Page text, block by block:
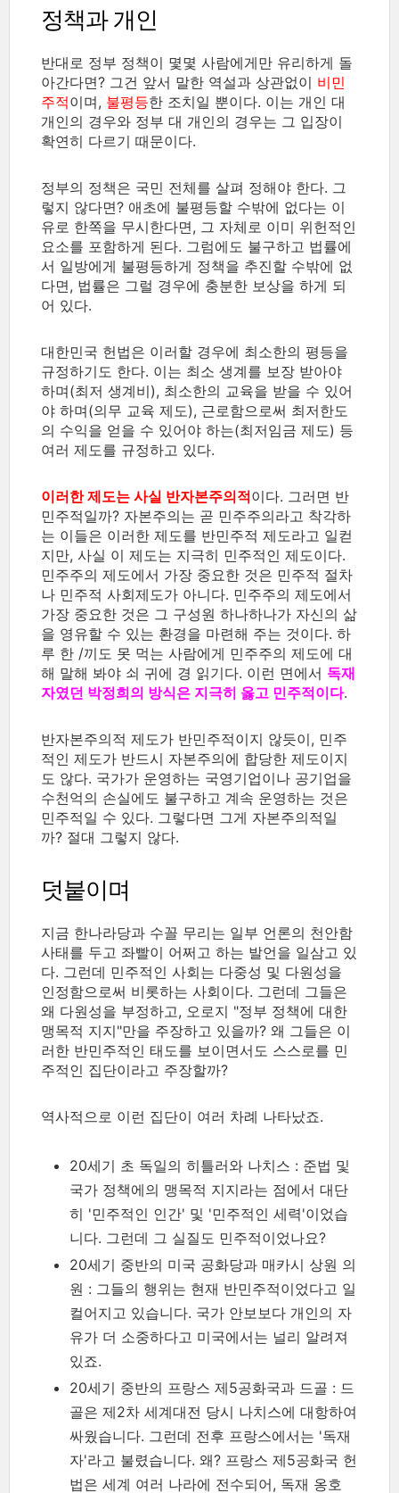
정책과 개인
반대로 정부 정책이 몇몇 사람에게만 유리하게 돌
아간다면? 그건 앞서 말한 역설과 상관없이 비민
주적이며, 불평등한 조치일 뿐이다. 이는 개인 대
개인의 경우와 정부 대 개인의 경우는 그 입장이
확연히 다르기 때문이다.
정부의 정책은 국민 전체를 살펴 정해야 한다. 그
렇지 않다면? 애초에 불평등할 수밖에 없다는 이
유로 한쪽을 무시한다면, 그 자체로 이미 위헌적인
요소를 포함하게 된다. 그럼에도 불구하고 법률에
서 일방에게 불평등하게 정책을 추진할 수밖에 없
다면, 법률은 그럴 경우에 충분한 보상을 하게 되
어 있다.
대한민국 헌법은 이러할 경우에 최소한의 평등을
규정하기도 한다. 이는 최소 생계를 보장 받아야
하며(최저 생계비), 최소한의 교육을 받을 수 있어
야 하며(의무 교육 제도), 근로함으로써 최저한도
의 수익을 얻을 수 있어야 하는(최저임금 제도) 등
여러 제도를 규정하고 있다.
이러한 제도는 사실 반자본주의적이다. 그러면 반
민주적일까? 자본주의는 곧 민주주의라고 착각하
는 이들은 이러한 제도를 반민주적 제도라고 일컫
지만, 사실 이 제도는 지극히 민주적인 제도이다.
민주주의 제도에서 가장 중요한 것은 민주적 절차
나 민주적 사회제도가 아니다. 민주주의 제도에서
가장 중요한 것은 그 구성원 하나하나가 자신의 삶
을 영유할 수 있는 환경을 마련해 주는 것이다. 하
루 한 /끼도 못 먹는 사람에게 민주주의 제도에 대
해 말해 봐야 쇠 귀에 경 읽기다. 이런 면에서 독재
자였던 박정희의 방식은 지극히 옳고 민주적이다.
반자본주의적 제도가 반민주적이지 않듯이, 민주
적인 제도가 반드시 자본주의에 합당한 제도이지
도 않다. 국가가 운영하는 국영기업이나 공기업을
수천억의 손실에도 불구하고 계속 운영하는 것은
민주적일 수 있다. 그렇다면 그게 자본주의적일
까? 절대 그렇지 않다.
덧붙이며
지금 한나라당과 수꼴 무리는 일부 언론의 천안함
사태를 두고 좌빨이 어쩌고 하는 발언을 일삼고 있
다. 그런데 민주적인 사회는 다중성 및 다원성을
인정함으로써 비롯하는 사회이다. 그런데 그들은
왜 다원성을 부정하고, 오로지 "정부 정책에 대한
맹목적 지지"만을 주장하고 있을까? 왜 그들은 이
러한 반민주적인 태도를 보이면서도 스스로를 민
주적인 집단이라고 주장할까?
역사적으로 이런 집단이 여러 차례 나타났죠.
20세기 초 독일의 히틀러와 나치스 : 준법 및
국가 정책에의 맹목적 지지라는 점에서 대단
히 '민주적인 인간' 및 '민주적인 세력'이었습
니다. 그런데 그 실질도 민주적이었나요?
20세기 중반의 미국 공화당과 매카시 상원 의
원 : 그들의 행위는 현재 반민주적이었다고 일
컬어지고 있습니다. 국가 안보보다 개인의 자
유가 더 소중하다고 미국에서는 널리 알려져
있죠.
20세기 중반의 프랑스 제5공화국과 드골 : 드
골은 제2차 세계대전 당시 나치스에 대항하여
싸웠습니다. 그런데 전후 프랑스에서는 '독재
자'라고 불렸습니다. 왜? 프랑스 제5공화국 헌
법은 세계 여러 나라에 전수되어, 독재 옹호